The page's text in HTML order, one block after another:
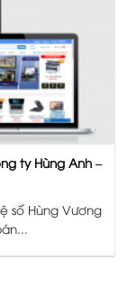
ty Hùng Anh –
số Hùng Vương